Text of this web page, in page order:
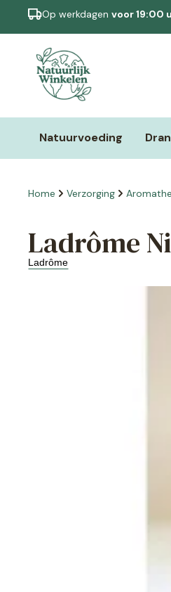
Op werkdagen voor 19:00
Natuurvoeding
Home Verzorging
Ladrôme
Ladrôme